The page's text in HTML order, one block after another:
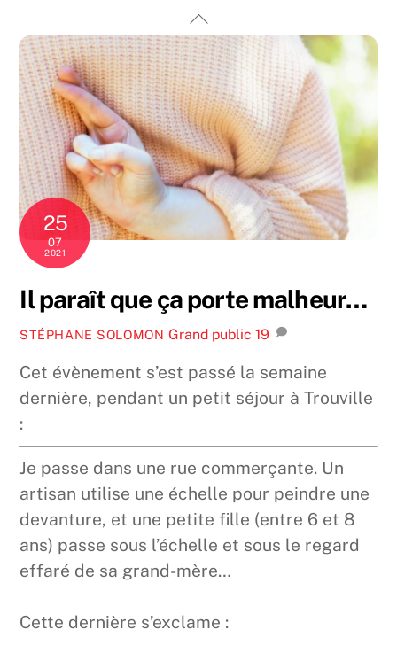
content
25
07
2021
Il paraît que ça porte malheur…
STÉPHANE SOLOMON Grand public 19
Cet évènement s’est passé la semaine
dernière, pendant un petit séjour à Trouville
:
Je passe dans une rue commerçante. Un
artisan utilise une échelle pour peindre une
devanture, et une petite fille (entre 6 et 8
ans) passe sous l’échelle et sous le regard
effaré de sa grand-mère…
Cette dernière s’exclame :
Back
To
Top